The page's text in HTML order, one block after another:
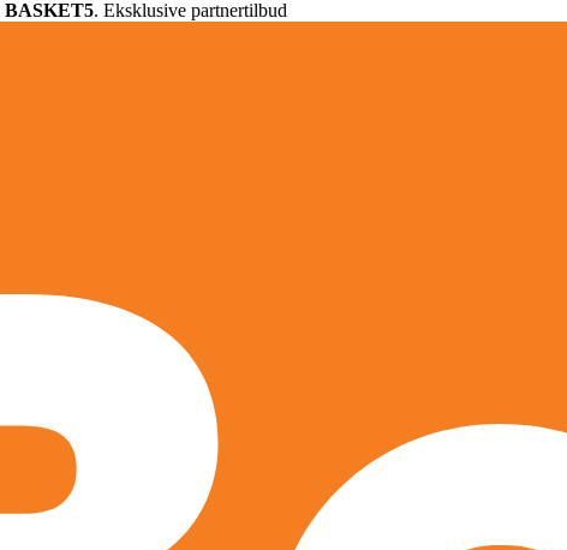
BASKET5. Eksklusive partnertilbud